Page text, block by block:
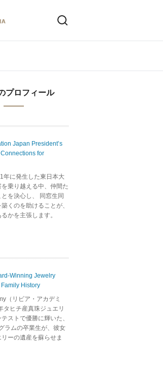
プロフィール
Japan President’s
for
年に発生した東日本大
乗り越える中、仲間た
を決心し、 同窓生同
くのを助けることが、
かを主張します。
Winning Jewelry
History
（リビア・アカデミ
タヒチ産真珠ジュエリ
ストで優勝に輝いた、
ラムの卒業生が、彼女
ーの遺産を蘇らせま